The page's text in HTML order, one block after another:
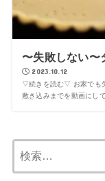
〜失敗しない〜
2023.10.12
▽続きを読む▽ お家でも
敷き込みまでを動画にし